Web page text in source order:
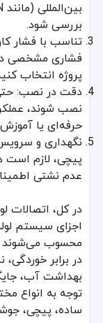
بررسی شود.
تناسب با فشار
پروژه انتخاب
دقت در نصب:
نصب شوند،
حرفه‌ای یا
نگهداری و
پیچی، لازم است
عدم نشتی
در کل، اتصالات
اجزای سیستم
محسوب می‌شوند
در برابر
بهداشت آب،
توجه به انواع
ساده، پیچی،